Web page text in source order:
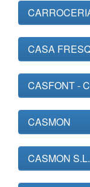
CASA
CASFONT -
CASMON
CASMON S.L.